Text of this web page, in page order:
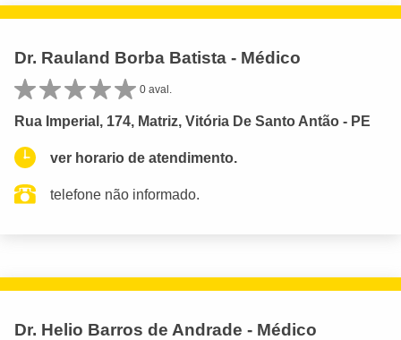
Dr. Rauland Borba Batista - Médico
0 aval.
Rua Imperial, 174, Matriz, Vitória De Santo Antão - PE
ver horario de atendimento.
telefone não informado.
Dr. Helio Barros de Andrade - Médico